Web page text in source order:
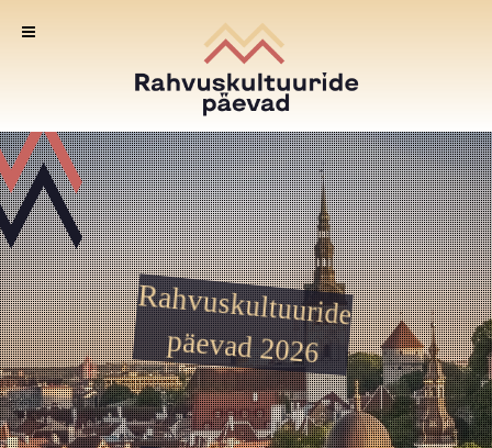
Rahvuskultuuride
päevad 2026